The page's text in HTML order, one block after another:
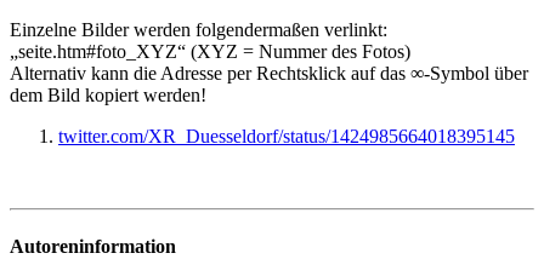
Einzelne Bilder werden folgendermaßen verlinkt:
„seite.htm#foto_XYZ“ (XYZ = Nummer des Fotos)
Alternativ kann die Adresse per Rechtsklick auf das ∞-Symbol über
dem Bild kopiert werden!
twitter.com/XR_Duesseldorf/status/1424985664018395145
Autoreninformation